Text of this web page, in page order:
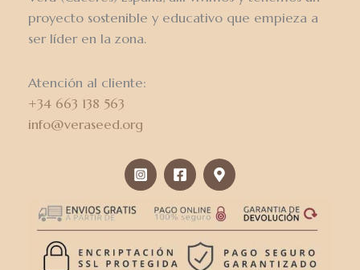
proyecto sostenible y educativo que empieza a
ser líder en la zona.
Atención al cliente:
+34 663 138 563
info@veraseed.org